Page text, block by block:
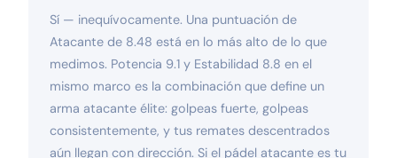
Sí — inequívocamente. Una puntuación de
Atacante de 8.48 está en lo más alto de lo que
medimos. Potencia 9.1 y Estabilidad 8.8 en el
mismo marco es la combinación que define un
arma atacante élite: golpeas fuerte, golpeas
consistentemente, y tus remates descentrados
aún llegan con dirección. Si el pádel atacante es tu